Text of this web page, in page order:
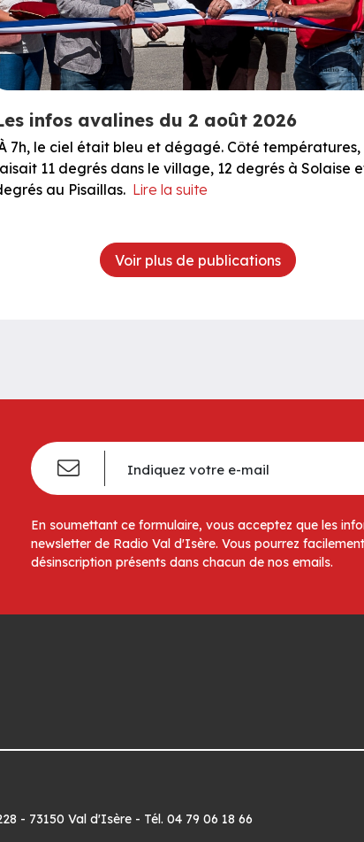
infos avalines du 2 août 2026
7h, le ciel était bleu et dégagé. Côté températures,
11 degrés dans le village, 12 degrés à Solaise
au Pisaillas. Lire la suite
Voir plus de publications
En soumettant ce formulaire, vous acceptez que les
newsletter de Radio Val d'Isère. Vous pourrez
désinscription présents dans chacun de nos emails.
- 73150 Val d'Isère - Tél. 04 79 06 18 66